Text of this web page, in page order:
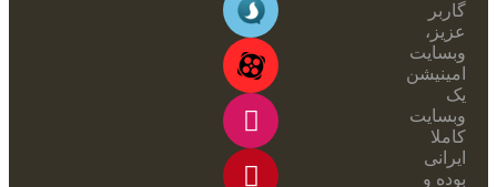
گاربر
عزیز،
وبسایت
امینیشن
یک
وبسایت
کاملا
ایرانی
بوده و